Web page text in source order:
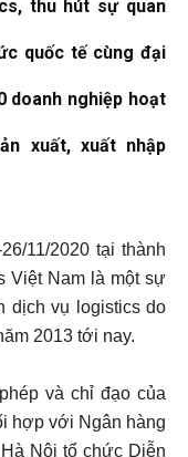
thu hút sự quan
quốc tế cùng đại
doanh nghiệp hoạt
xuất, xuất nhập
11/2020 tại thành
Việt Nam là một sự
dịch vụ logistics do
2013 tới nay.
và chỉ đạo của
hợp với Ngân hàng
Nội tổ chức Diễn